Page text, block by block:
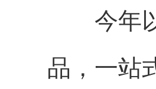
今年以
品，一站